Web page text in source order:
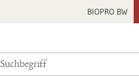
BIOPRO BW